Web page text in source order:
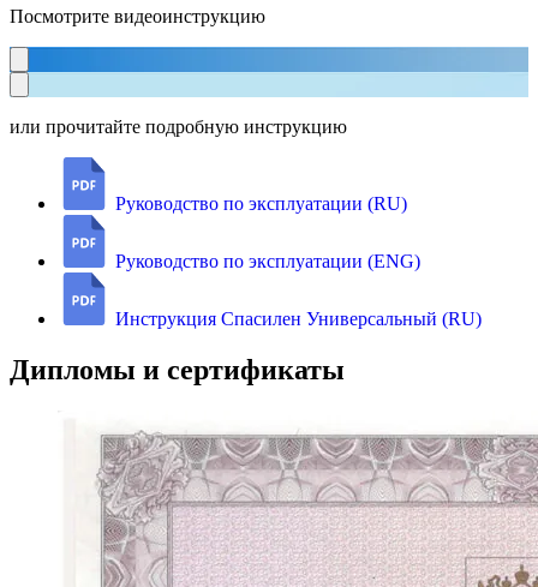
Посмотрите видеоинструкцию
или прочитайте подробную инструкцию
Руководство по эксплуатации (RU)
Руководство по эксплуатации (ENG)
Инструкция Спасилен Универсальный (RU)
Дипломы и сертификаты